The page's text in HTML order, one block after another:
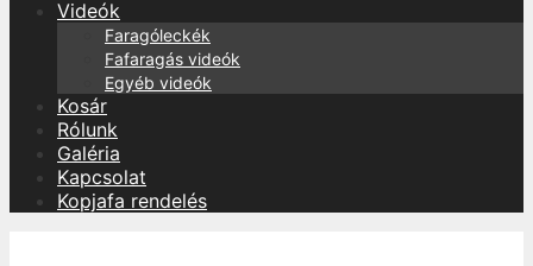
Videók
Faragóleckék
Fafaragás videók
Egyéb videók
Kosár
Rólunk
Galéria
Kapcsolat
Kopjafa rendelés